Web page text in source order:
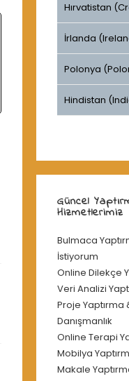
Hırvatistan
İrlanda
Polonya
Hindistan
Güncel
Hizmetlerimiz
Bulmaca
İstiyorum
Online Dilekçe
Veri Analizi
Proje Yaptırma
Danışmanlık
Online Terapi
Mobilya
Makale